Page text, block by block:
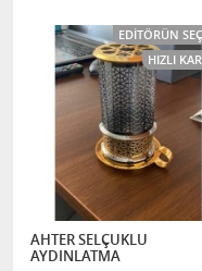
EDITÖRÜN
HIZLI
AHTER SELÇUKLU
AYDINLATMA